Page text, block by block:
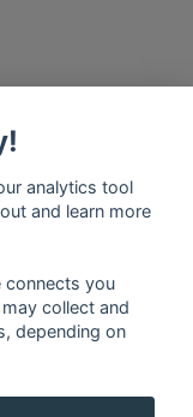
of Google Inc.
analytics tool
and learn more
connects you
collect and
depending on